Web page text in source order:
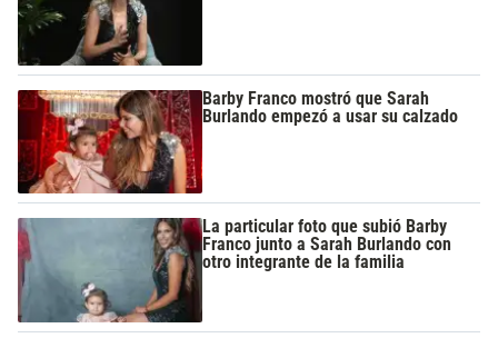
Barby Franco mostró que Sarah
Burlando empezó a usar su calzado
La particular foto que subió Barby
Franco junto a Sarah Burlando con
otro integrante de la familia